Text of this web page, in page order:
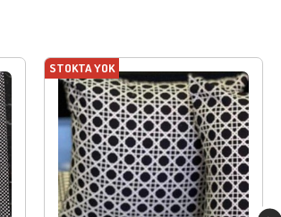
STOKTA YOK